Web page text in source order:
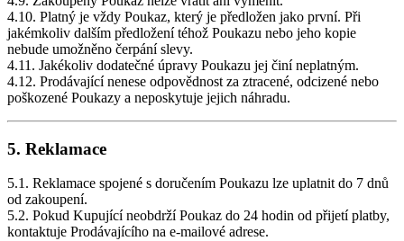
4.10. Platný je vždy Poukaz, který je předložen jako první. Při
jakémkoliv dalším předložení téhož Poukazu nebo jeho kopie
nebude umožněno čerpání slevy.
4.11. Jakékoliv dodatečné úpravy Poukazu jej činí neplatným.
4.12. Prodávající nenese odpovědnost za ztracené, odcizené nebo
poškozené Poukazy a neposkytuje jejich náhradu.
5. Reklamace
5.1. Reklamace spojené s doručením Poukazu lze uplatnit do 7 dnů
od zakoupení.
5.2. Pokud Kupující neobdrží Poukaz do 24 hodin od přijetí platby,
kontaktuje Prodávajícího na e-mailové adrese.